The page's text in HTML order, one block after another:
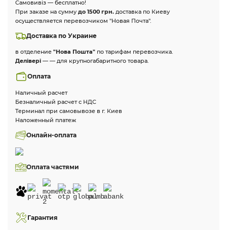
Самовивіз — бесплатно!
При заказе на сумму до 1500 грн. доставка по Киеву
осуществляется перевозчиком "Новая Почта".
Доставка по Украине
в отделение "Нова Пошта" по тарифам перевозчика.
Делівері — — для крупногабаритного товара.
Оплата
Наличный расчет
Безналичный расчет с НДС
Терминал при самовывозе в г. Киев
Наложенный платеж
Онлайн-оплата
Оплата частями
Гарантия